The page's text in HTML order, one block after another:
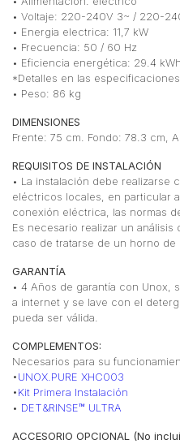
• Voltaje: 220-240V 3~ / 220-
• Energia electrica: 11,7 kW
• Frecuencia: 50 / 60 Hz
• Eficiencia energética: 29.4
*Detalles en las
• Peso: 86 kg
DIMENSIONES
Frente: 75 cm. Fondo: 78.3 cm,
REQUISITOS DE INSTALACIÓN
• La instalación debe realizarse
eléctricos locales, en particular
conexión eléctrica, las normas
Es necesario realizar un
caso de tratarse de un horno de
GARANTÍA
• 4 Años de garantía con Unox,
a internet y se lave con el
pueda ser válida.
COMPLEMENTOS:
Necesarios para su
•UNOX.PURE XHC003
•Kit Primera Instalación
• DET&RINSE™ ULTRA
ACCESORIO OPCIONAL (No